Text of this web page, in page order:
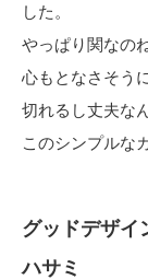
した。
やっぱり関なの
心もとなさそう
切れるし丈夫な
このシンプルな
グッドデザイ
ハサミ